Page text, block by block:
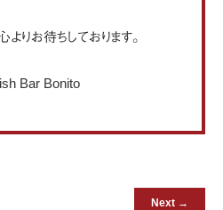
よりお待ちしております。
Bar Bonito
Next →